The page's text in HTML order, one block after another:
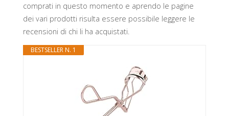
comprati in questo momento e aprendo le pagine
dei vari prodotti risulta essere possibile leggere le
recensioni di chi li ha acquistati.
BESTSELLER N. 1